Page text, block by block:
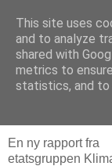
16 desember
Klimakur
En ny rapport fra
etatsgruppen
This site uses
and to analyze
shared with
metrics to
statistics, and to